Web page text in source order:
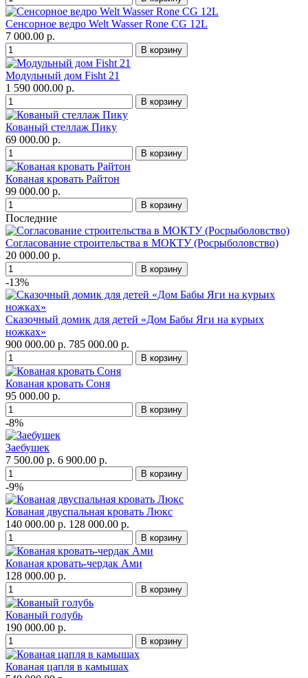
Сенсорное ведро Welt Wasser Rone CG 12L
7 000.00 р.
Модульный дом Fisht 21
1 590 000.00 р.
Кованый стеллаж Пику
69 000.00 р.
Кованая кровать Райтон
99 000.00 р.
Последние
Согласование строительства в МОКТУ (Росрыболовство)
20 000.00 р.
-13%
Сказочный домик для детей «Дом Бабы Яги на курьих
ножках»
900 000.00 р. 785 000.00 р.
Кованая кровать Соня
95 000.00 р.
-8%
Заебушек
7 500.00 р. 6 900.00 р.
-9%
Кованая двуспальная кровать Люкс
140 000.00 р. 128 000.00 р.
Кованая кровать-чердак Ами
128 000.00 р.
Кованый голубь
190 000.00 р.
Кованая цапля в камышах